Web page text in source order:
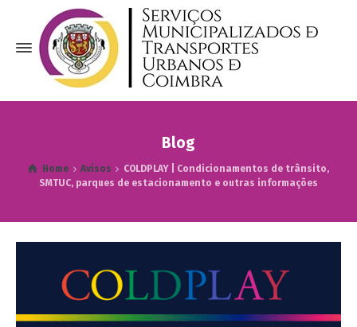
Blog
Home Avisos
COLDPLAY | Condicionamentos de trânsito,
SMTUC, parques de estacionamento e outras informações